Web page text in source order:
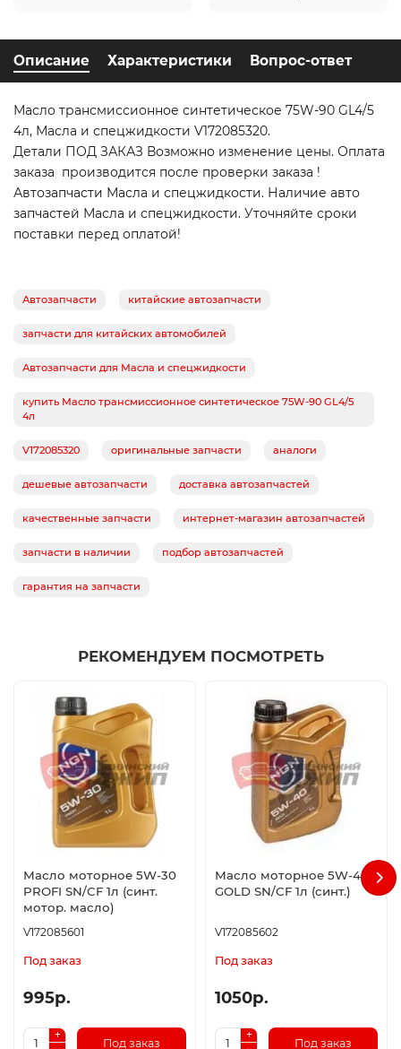
Описание Характеристики Вопрос-ответ
Масло трансмиссионное синтетическое 75W-90 GL4/5
4л, Масла и спецжидкости V172085320.
Детали ПОД ЗАКАЗ Возможно изменение цены. Оплата
заказа производится после проверки заказа !
Автозапчасти Масла и спецжидкости. Наличие авто
запчастей Масла и спецжидкости. Уточняйте сроки
поставки перед оплатой!
Автозапчасти китайские автозапчасти
запчасти для китайских автомобилей
Автозапчасти для Масла и спецжидкости
купить Масло трансмиссионное синтетическое 75W-90 GL4/5
4л
V172085320 оригинальные запчасти аналоги
дешевые автозапчасти доставка автозапчастей
качественные запчасти интернет-магазин автозапчастей
запчасти в наличии подбор автозапчастей
гарантия на запчасти
РЕКОМЕНДУЕМ ПОСМОТРЕТЬ
Масло моторное 5W-30
PROFI SN/CF 1л (синт.
мотор. масло)
V172085601
Под заказ
995р.
Под заказ
Масло моторное 5W-40
GOLD SN/CF 1л (синт.)
V172085602
Под заказ
1050р.
Под заказ